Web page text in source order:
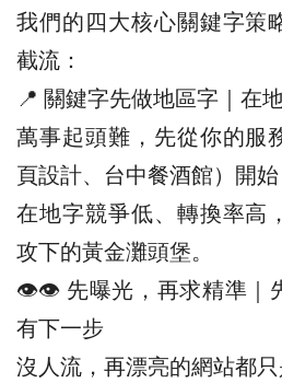
我們的四大核心關鍵字策
截流：
📍 關鍵字先做地區字｜在
萬事起頭難，先從你的服
頁設計、台中餐酒館）開始
在地字競爭低、轉換率高
攻下的黃金灘頭堡。
👁️‍👁️‍ 先曝光，再求精準｜
有下一步
沒人流，再漂亮的網站都只